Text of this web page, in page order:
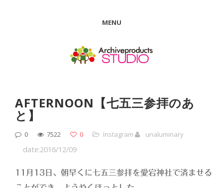
MENU
AFTERNOON【七五三参拝のあ
と】
0 7522 0 Instagram unaluminary
date:2016/12/09
11月13日、朝早くに七五三参拝を愛宕神社で済ませる